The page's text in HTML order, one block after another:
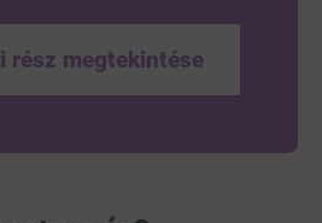
rész megtekintése